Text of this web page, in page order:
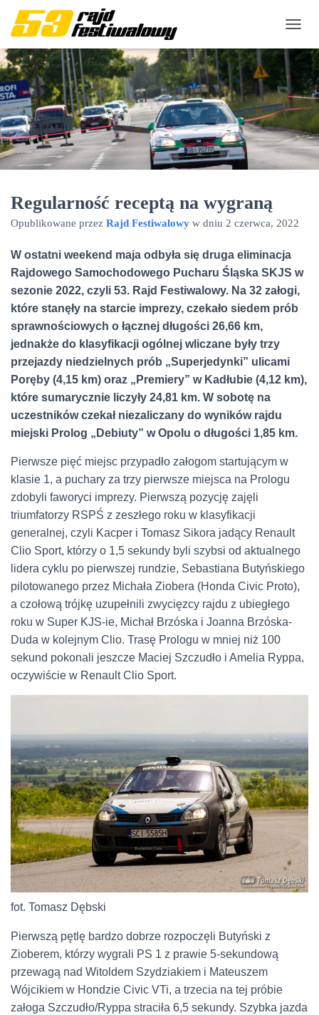
R
Z
C
Z
N
A
W
C
Regularność receptą na wygraną
Opublikowane przez Rajd Festiwalowy w dniu 2 czerwca, 2022
W ostatni weekend maja odbyła się druga eliminacja
Rajdowego Samochodowego Pucharu Śląska SKJS w
sezonie 2022, czyli 53. Rajd Festiwalowy. Na 32 załogi,
które stanęły na starcie imprezy, czekało siedem prób
sprawnościowych o łącznej długości 26,66 km,
jednakże do klasyfikacji ogólnej wliczane były trzy
przejazdy niedzielnych prób „Superjedynki” ulicami
Poręby (4,15 km) oraz „Premiery” w Kadłubie (4,12 km),
które sumarycznie liczyły 24,81 km. W sobotę na
uczestników czekał niezaliczany do wyników rajdu
miejski Prolog „Debiuty” w Opolu o długości 1,85 km.
Pierwsze pięć miejsc przypadło załogom startującym w
klasie 1, a puchary za trzy pierwsze miejsca na Prologu
zdobyli faworyci imprezy. Pierwszą pozycję zajęli
triumfatorzy RSPŚ z zeszłego roku w klasyfikacji
generalnej, czyli Kacper i Tomasz Sikora jadący Renault
Clio Sport, którzy o 1,5 sekundy byli szybsi od aktualnego
lidera cyklu po pierwszej rundzie, Sebastiana Butyńskiego
pilotowanego przez Michała Ziobera (Honda Civic Proto),
a czołową trójkę uzupełnili zwycięzcy rajdu z ubiegłego
roku w Super KJS-ie, Michał Brzóska i Joanna Brzóska-
Duda w kolejnym Clio. Trasę Prologu w mniej niż 100
sekund pokonali jeszcze Maciej Szczudło i Amelia Ryppa,
oczywiście w Renault Clio Sport.
fot. Tomasz Dębski
Pierwszą pętlę bardzo dobrze rozpoczęli Butyński z
Zioberem, którzy wygrali PS 1 z prawie 5-sekundową
przewagą nad Witoldem Szydziakiem i Mateuszem
Wójcikiem w Hondzie Civic VTi, a trzecia na tej próbie
załoga Szczudło/Ryppa straciła 6,5 sekundy. Szybka jazda